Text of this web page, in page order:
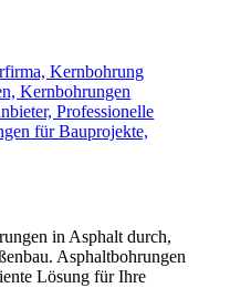
in Asphalt durch,
Asphaltbohrungen
Lösung für Ihre